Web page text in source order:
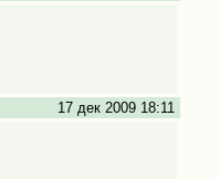
17 дек 2009 18:11